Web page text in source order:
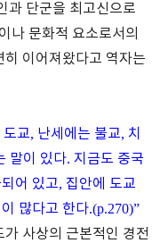
과 단군을 최고신으로
나 문화적 요소로서의
이어져왔다고 역자는
도교, 난세에는 불교, 치
말이 있다. 지금도 중국
어 있고, 집안에 도교
많다고 한다.(p.270)”
사상의 근본적인 경전